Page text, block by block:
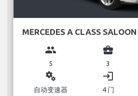
MERCEDES A CLASS SALOON
group
5
business_center
3
miscellaneous_services
自动变速器
login
4 门